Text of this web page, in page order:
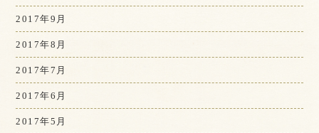
2017年9月
2017年8月
2017年7月
2017年6月
2017年5月